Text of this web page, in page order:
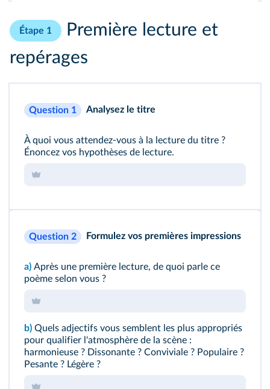
Étape 1
Première lecture et
repérages
Question 1 Analysez le titre
À quoi vous attendez-vous à la lecture du titre ?
Énoncez vos hypothèses de lecture.
Question 2 Formulez vos premières impressions
a) Après une première lecture, de quoi parle ce
poème selon vous ?
b) Quels adjectifs vous semblent les plus appropriés
pour qualifier l'atmosphère de la scène :
harmonieuse ? Dissonante ? Conviviale ? Populaire ?
Pesante ? Légère ?